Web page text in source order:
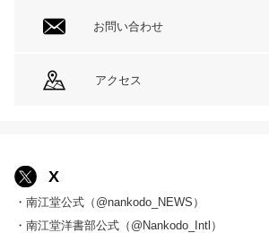
お問い合わせ
アクセス
X
・南江堂公式（@nankodo_NEWS）
・南江堂洋書部公式（@Nankodo_Intl）